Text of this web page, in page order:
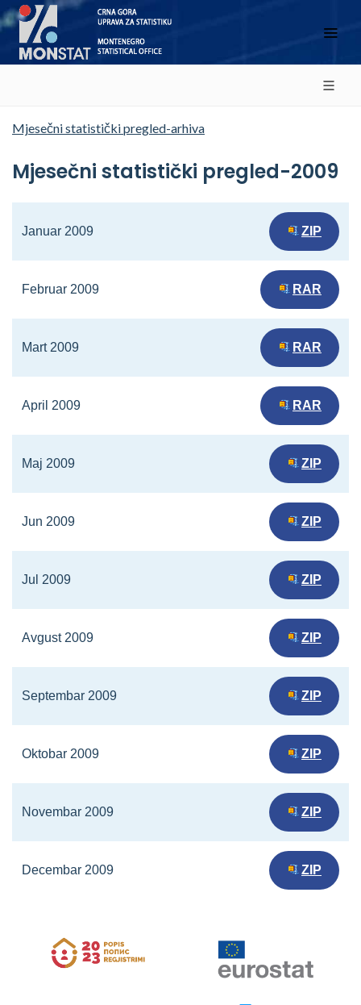
Mjesečni statistički pregled-arhiva
Mjesečni statistički pregled-2009
Januar 2009 ZIP
Februar 2009 RAR
Mart 2009 RAR
April 2009 RAR
Maj 2009 ZIP
Jun 2009 ZIP
Jul 2009 ZIP
Avgust 2009 ZIP
Septembar 2009 ZIP
Oktobar 2009 ZIP
Novembar 2009 ZIP
Decembar 2009 ZIP